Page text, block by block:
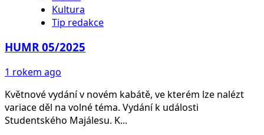
Kultura
Tip redakce
HUMR 05/2025
1 rokem ago
Květnové vydání v novém kabátě, ve kterém lze nalézt
variace děl na volné téma. Vydání k události
Studentského Majálesu. K...